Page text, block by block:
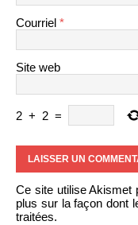
Courriel *
Site web
2 + 2 =
Ce site utilise Akismet
plus sur la façon dont
traitées.